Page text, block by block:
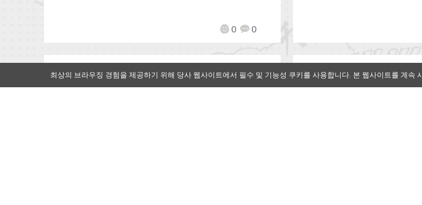
0 0
최상의 브라우징 경험을 제공하기 위해 당사 웹사이트에서 필수 및 기능성 쿠키를 사용합니다. 본 웹사이트를 계속